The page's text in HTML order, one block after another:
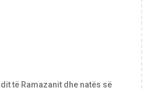
të Ramazanit dhe natës së